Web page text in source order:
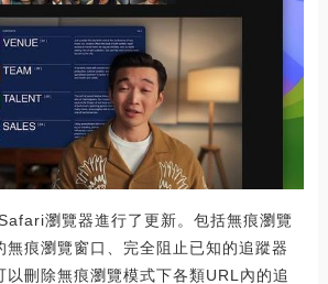
瀏覽器進行了更新。包括無痕瀏覽
無痕瀏覽窗口、完全阻止已知的追蹤器
以刪除無痕瀏覽模式下各類URL內的追